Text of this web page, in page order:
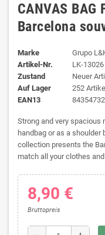
CANVAS BAG
Barcelona
Marke
Grupo
Artikel-Nr.
LK-13026
Zustand
Neuer
Auf Lager
252 Artikel
EAN13
Strong and very spacious
handbag or as a shoulder
collection presents the
match all your clothes
8,90 €
Bruttopreis